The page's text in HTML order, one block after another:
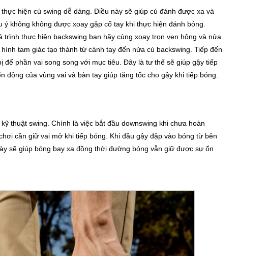
hiện cú swing dễ dàng. Điều này sẽ giúp cú đánh được xa và
không không được xoay gập cổ tay khi thực hiện đánh bóng.
thực hiện backswing bạn hãy cùng xoay trọn vẹn hông và nửa
tam giác tạo thành từ cánh tay đến nửa cú backswing. Tiếp đến
phần vai song song với mục tiêu. Đây là tư thế sẽ giúp gậy tiếp
của vùng vai và bàn tay giúp tăng tốc cho gậy khi tiếp bóng.
thuật swing. Chính là việc bắt đầu downswing khi chưa hoàn
cần giữ vai mở khi tiếp bóng. Khi đầu gậy đập vào bóng từ bên
sẽ giúp bóng bay xa đồng thời đường bóng vẫn giữ được sự ổn